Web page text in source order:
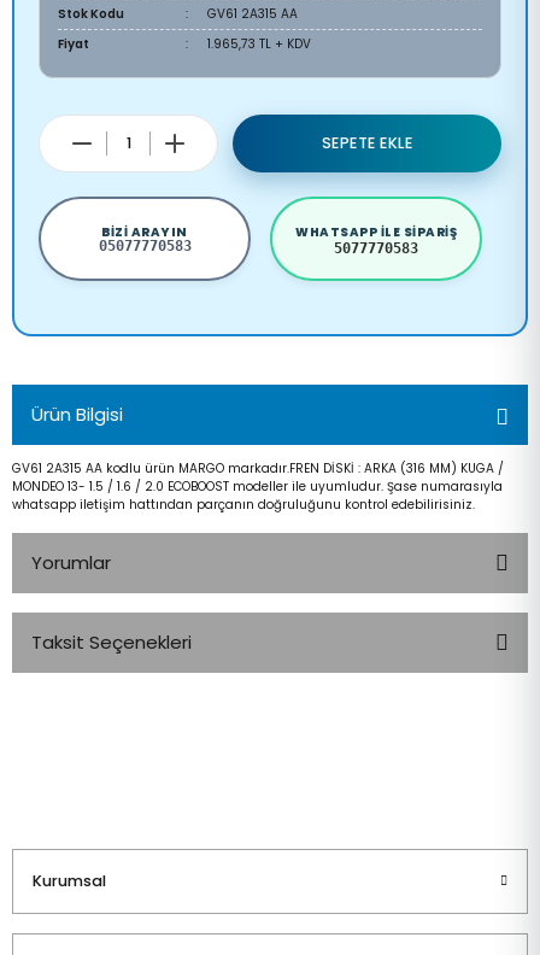
Stok Kodu
GV61 2A315 AA
Fiyat
1.965,73 TL + KDV
SEPETE EKLE
BIZI ARAYIN
05077770583
WHATSAPP ILE SIPARIŞ
5077770583
Ürün Bilgisi
GV61 2A315 AA kodlu ürün MARGO markadır.FREN DİSKİ : ARKA (316 MM) KUGA /
MONDEO 13- 1.5 / 1.6 / 2.0 ECOBOOST modeller ile uyumludur. Şase numarasıyla
whatsapp iletişim hattından parçanın doğruluğunu kontrol edebilirisiniz.
Yorumlar
Taksit Seçenekleri
Kurumsal